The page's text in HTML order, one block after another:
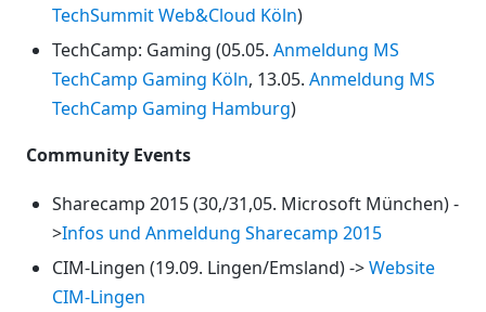
TechSummit Web&Cloud Köln)
TechCamp: Gaming (05.05. Anmeldung MS
TechCamp Gaming Köln, 13.05. Anmeldung MS
TechCamp Gaming Hamburg)
Community Events
Sharecamp 2015 (30,/31,05. Microsoft München) -
>Infos und Anmeldung Sharecamp 2015
CIM-Lingen (19.09. Lingen/Emsland) ->Website
CIM-Lingen